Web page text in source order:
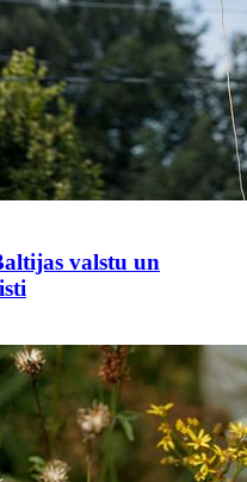
valstu un